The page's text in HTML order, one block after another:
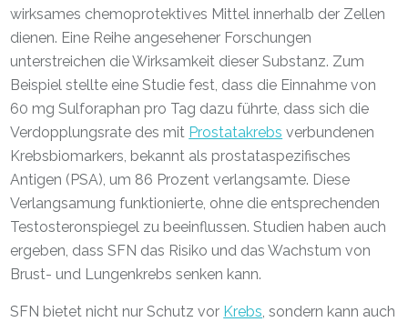
wirksames chemoprotektives Mittel innerhalb der Zellen
dienen. Eine Reihe angesehener Forschungen
unterstreichen die Wirksamkeit dieser Substanz. Zum
Beispiel stellte eine Studie fest, dass die Einnahme von
60 mg Sulforaphan pro Tag dazu führte, dass sich die
Verdopplungsrate des mit Prostatakrebs verbundenen
Krebsbiomarkers, bekannt als prostataspezifisches
Antigen (PSA), um 86 Prozent verlangsamte. Diese
Verlangsamung funktionierte, ohne die entsprechenden
Testosteronspiegel zu beeinflussen. Studien haben auch
ergeben, dass SFN das Risiko und das Wachstum von
Brust- und Lungenkrebs senken kann.
SFN bietet nicht nur Schutz vor Krebs , sondern kann auch